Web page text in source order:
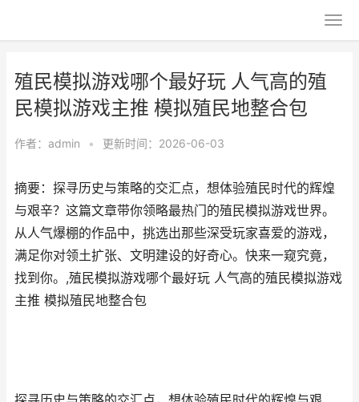
殖民模拟游戏哪个最好玩 人气高的殖
民模拟游戏主推 模拟殖民地整合包
作者： admin • 更新时间：2026-06-03
摘要：探寻历史与策略的交汇点，想体验殖民时代的辉煌
与艰辛？这篇文章带你领略最热门的殖民模拟游戏世界。
从人气爆棚的作品中，挑选出那些深受玩家喜爱的游戏，
满足你对领土扩张、文明建设的好奇心。快来一窥究竟，
找到你。,殖民模拟游戏哪个最好玩 人气高的殖民模拟游戏
主推 模拟殖民地整合包